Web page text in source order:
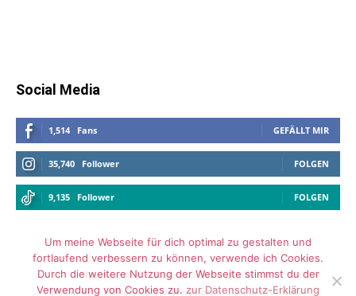
Social Media
1,514 Fans GEFÄLLT MIR
35,740 Follower FOLGEN
9,135 Follower FOLGEN
Impressum Datenschutz
Archiv
Media Kit – Influencer Kooperation
Kontaktformular
Um meine Webseite für dich optimal zu gestalten und
fortlaufend verbessern zu können, verwende ich Cookies.
Durch die weitere Nutzung der Webseite stimmst du der
Verwendung von Cookies zu. zur Datenschutz-Erklärung